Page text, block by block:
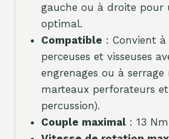
gauche ou à droite pour
optimal.
Compatible : Convient
perceuses et visseuses
engrenages ou à serrage
marteaux perforateurs et
percussion).
Couple maximal: 13 Nm